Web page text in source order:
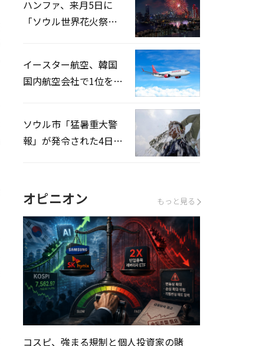
ハンファ、来月5日に
「ソウル世界花火祭り
イースター航空、韓国
国内航空会社で1位を記
ソウル市「猛暑重大警
報」が発令された4日、
オピニオン もっと見る
コスピ、強まる規制と個人投資家の賭